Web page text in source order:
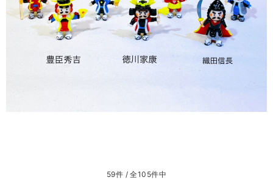
59件 / 全105件中